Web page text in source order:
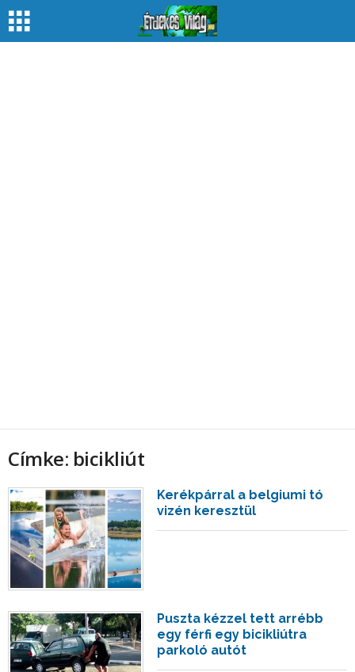
Címke: bicikliút
Kerékpárral a belgiumi tó
vizén keresztül
Puszta kézzel tett arrébb
egy férfi egy bicikliútra
parkoló autót